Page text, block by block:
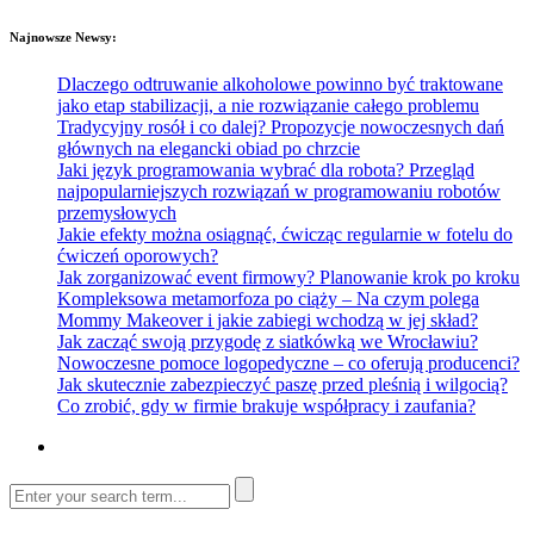
Najnowsze Newsy:
Dlaczego odtruwanie alkoholowe powinno być traktowane
jako etap stabilizacji, a nie rozwiązanie całego problemu
Tradycyjny rosół i co dalej? Propozycje nowoczesnych dań
głównych na elegancki obiad po chrzcie
Jaki język programowania wybrać dla robota? Przegląd
najpopularniejszych rozwiązań w programowaniu robotów
przemysłowych
Jakie efekty można osiągnąć, ćwicząc regularnie w fotelu do
ćwiczeń oporowych?
Jak zorganizować event firmowy? Planowanie krok po kroku
Kompleksowa metamorfoza po ciąży – Na czym polega
Mommy Makeover i jakie zabiegi wchodzą w jej skład?
Jak zacząć swoją przygodę z siatkówką we Wrocławiu?
Nowoczesne pomoce logopedyczne – co oferują producenci?
Jak skutecznie zabezpieczyć paszę przed pleśnią i wilgocią?
Co zrobić, gdy w firmie brakuje współpracy i zaufania?